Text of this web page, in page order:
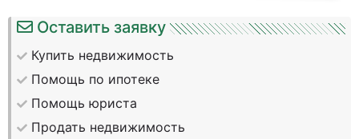
Оставить заявку
Купить недвижимость
Помощь по ипотеке
Помощь юриста
Продать недвижимость